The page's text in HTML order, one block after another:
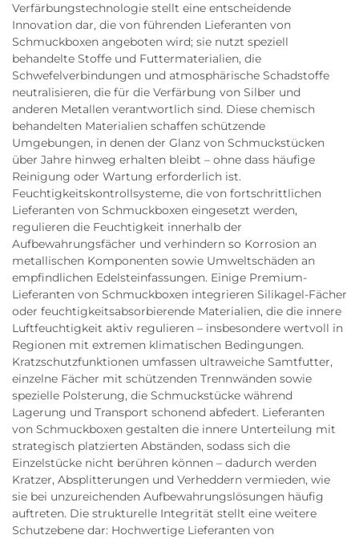
Verfärbungstechnologie stellt eine entscheidende
Innovation dar, die von führenden Lieferanten von
Schmuckboxen angeboten wird; sie nutzt speziell
behandelte Stoffe und Futtermaterialien, die
Schwefelverbindungen und atmosphärische Schadstoffe
neutralisieren, die für die Verfärbung von Silber und
anderen Metallen verantwortlich sind. Diese chemisch
behandelten Materialien schaffen schützende
Umgebungen, in denen der Glanz von Schmuckstücken
über Jahre hinweg erhalten bleibt – ohne dass häufige
Reinigung oder Wartung erforderlich ist.
Feuchtigkeitskontrollsysteme, die von fortschrittlichen
Lieferanten von Schmuckboxen eingesetzt werden,
regulieren die Feuchtigkeit innerhalb der
Aufbewahrungsfächer und verhindern so Korrosion an
metallischen Komponenten sowie Umweltschäden an
empfindlichen Edelsteinfassungen. Einige Premium-
Lieferanten von Schmuckboxen integrieren Silikagel-Fächer
oder feuchtigkeitsabsorbierende Materialien, die die innere
Luftfeuchtigkeit aktiv regulieren – insbesondere wertvoll in
Regionen mit extremen klimatischen Bedingungen.
Kratzschutzfunktionen umfassen ultraweiche Samtfutter,
einzelne Fächer mit schützenden Trennwänden sowie
spezielle Polsterung, die Schmuckstücke während
Lagerung und Transport schonend abfedert. Lieferanten
von Schmuckboxen gestalten die innere Unterteilung mit
strategisch platzierten Abständen, sodass sich die
Einzelstücke nicht berühren können – dadurch werden
Kratzer, Absplitterungen und Verheddern vermieden, wie
sie bei unzureichenden Aufbewahrungslösungen häufig
auftreten. Die strukturelle Integrität stellt eine weitere
Schutzebene dar: Hochwertige Lieferanten von